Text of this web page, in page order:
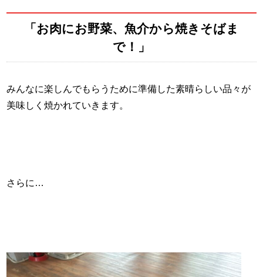
「お肉にお野菜、魚介から焼きそばま
で！」
みんなに楽しんでもらうために準備した素晴らしい品々が
美味しく焼かれていきます。
さらに…